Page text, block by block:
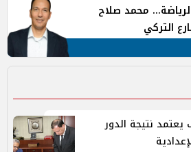
محمد صلاح
التركي
نتيجة الدور